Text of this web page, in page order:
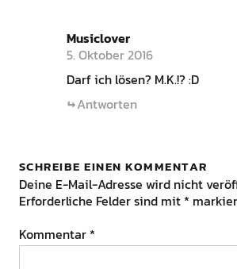
Musiclover
5. Oktober 2016
Darf ich lösen? M.K.!? :D
Antworten
SCHREIBE EINEN KOMMENTAR
Deine E-Mail-Adresse wird nicht
Erforderliche Felder sind mit *
Kommentar *